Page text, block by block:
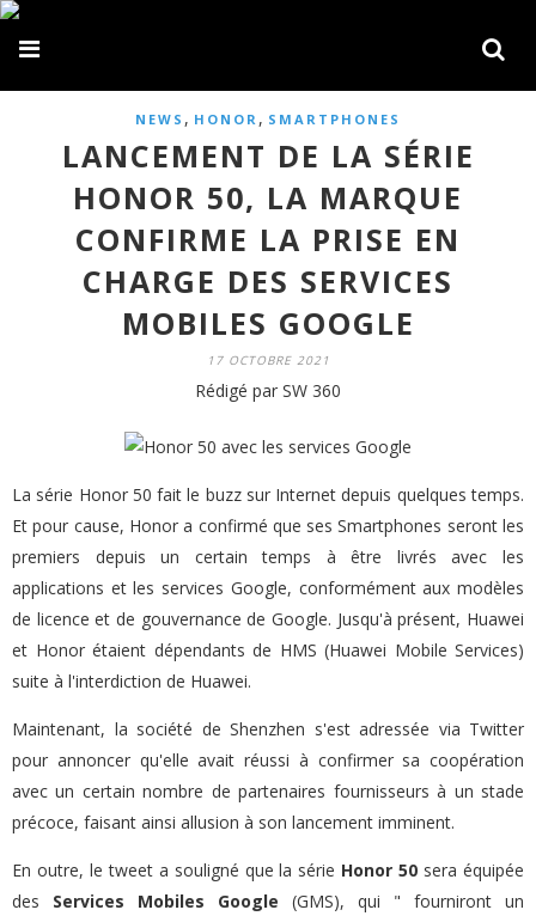
NEWS , HONOR , SMARTPHONES
LANCEMENT DE LA SÉRIE
HONOR 50, LA MARQUE
CONFIRME LA PRISE EN
CHARGE DES SERVICES
MOBILES GOOGLE
17 OCTOBRE 2021
Rédigé par SW 360
La série Honor 50 fait le buzz sur Internet depuis quelques temps.
Et pour cause, Honor a confirmé que ses Smartphones seront les
premiers depuis un certain temps à être livrés avec les
applications et les services Google, conformément aux modèles
de licence et de gouvernance de Google. Jusqu'à présent, Huawei
et Honor étaient dépendants de HMS (Huawei Mobile Services)
suite à l'interdiction de Huawei.
Maintenant, la société de Shenzhen s'est adressée via Twitter
pour annoncer qu'elle avait réussi à confirmer sa coopération
avec un certain nombre de partenaires fournisseurs à un stade
précoce, faisant ainsi allusion à son lancement imminent.
En outre, le tweet a souligné que la série Honor 50 sera équipée
des Services Mobiles Google (GMS), qui " fourniront un